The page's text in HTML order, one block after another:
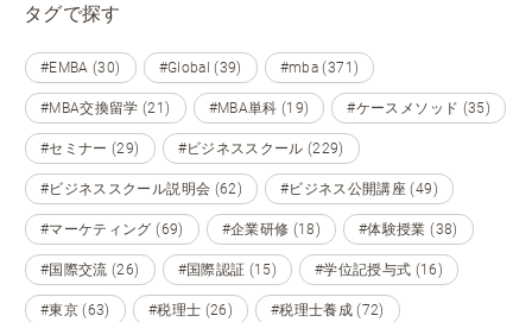
タグで探す
#EMBA (30) #Global (39) #mba (371)
#MBA交換留学 (21) #MBA単科 (19) #ケースメソッド (35)
#セミナー (29) #ビジネススクール (229)
#ビジネススクール説明会 (62) #ビジネス公開講座 (49)
#マーケティング (69) #企業研修 (18) #体験授業 (38)
#国際交流 (26) #国際認証 (15) #学位記授与式 (16)
#東京 (63) #税理士 (26) #税理士養成 (72)